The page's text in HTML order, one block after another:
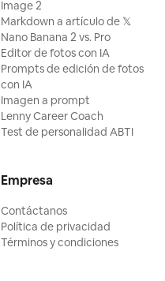
Image 2
Markdown a artículo de 𝕏
Nano Banana 2 vs. Pro
Editor de fotos con IA
Prompts de edición de fotos
con IA
Imagen a prompt
Lenny Career Coach
Test de personalidad ABTI
Empresa
Contáctanos
Política de privacidad
Términos y condiciones